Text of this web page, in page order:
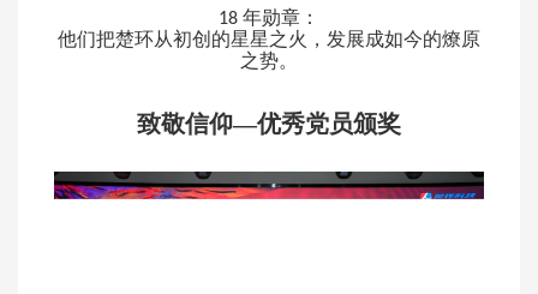
18 年勋章：
他们把楚环从初创的星星之火，发展成如今的燎原
之势。
致敬信仰—优秀党员颁奖